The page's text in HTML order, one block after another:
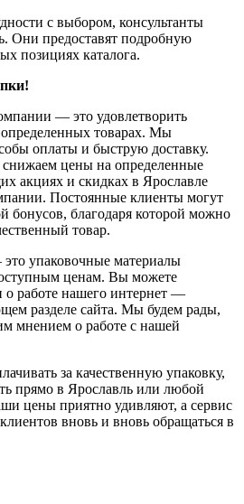
с выбором, консультанты
Они предоставят подробную
позициях каталога.
— это удовлетворить
товарах. Мы
оплаты и быструю доставку.
цены на определенные
акциях и скидках в Ярославле
Постоянные клиенты могут
бонусов, благодаря которой можно
товар.
упаковочные материалы
ценам. Вы можете
о работе нашего интернет —
разделе сайта. Мы будем рады,
мнением о работе с нашей
за качественную упаковку,
прямо в Ярославль или любой
цены приятно удивляют, а сервис
вновь и вновь обращаться в